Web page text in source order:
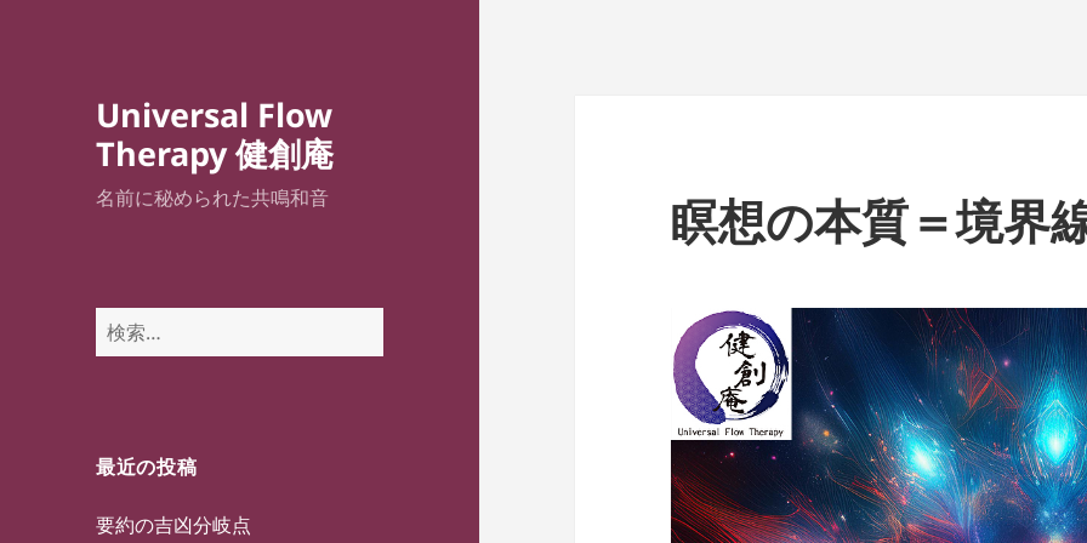
Universal Flow
Therapy 健創庵
名前に秘められた共鳴和音
検
索:
最近の投稿
要約の吉凶分岐点
瞑想の本質＝境界